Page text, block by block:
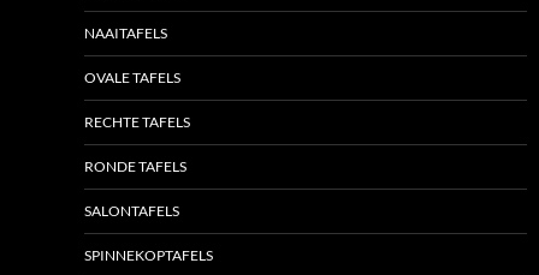
NAAITAFELS
OVALE TAFELS
RECHTE TAFELS
RONDE TAFELS
SALONTAFELS
SPINNEKOPTAFELS